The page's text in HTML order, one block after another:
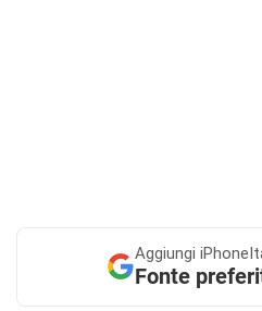
Aggiungi
Fonte